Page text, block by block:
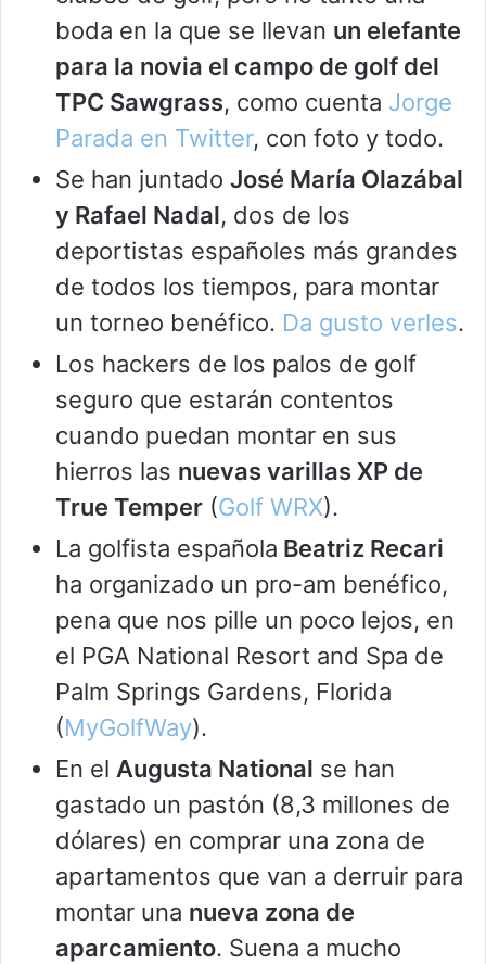
boda en la que se llevan un elefante
para la novia el campo de golf del
TPC Sawgrass, como cuenta Jorge
Parada en Twitter, con foto y todo.
Se han juntado José María Olazábal
y Rafael Nadal, dos de los
deportistas españoles más grandes
de todos los tiempos, para montar
un torneo benéfico. Da gusto verles.
Los hackers de los palos de golf
seguro que estarán contentos
cuando puedan montar en sus
hierros las nuevas varillas XP de
True Temper (Golf WRX).
La golfista española Beatriz Recari
ha organizado un pro-am benéfico,
pena que nos pille un poco lejos, en
el PGA National Resort and Spa de
Palm Springs Gardens, Florida
(MyGolfWay).
En el Augusta National se han
gastado un pastón (8,3 millones de
dólares) en comprar una zona de
apartamentos que van a derruir para
montar una nueva zona de
aparcamiento. Suena a mucho